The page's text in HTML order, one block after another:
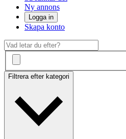
Ny annons
Logga in
Skapa konto
Filtrera efter kategori